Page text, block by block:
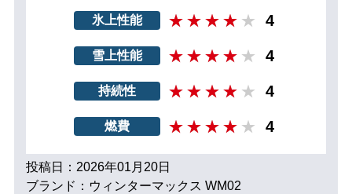
氷上性能 4
雪上性能 4
持続性 4
燃費 4
投稿日：2026年01月20日
ブランド：ウィンターマックス WM02